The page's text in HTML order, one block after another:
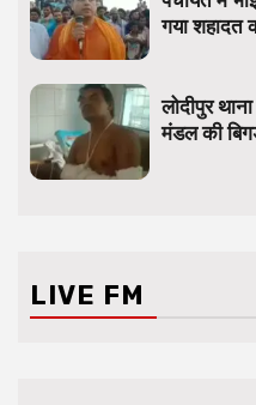
गया शहादत
लोदीपुर
मंडल की
LIVE FM